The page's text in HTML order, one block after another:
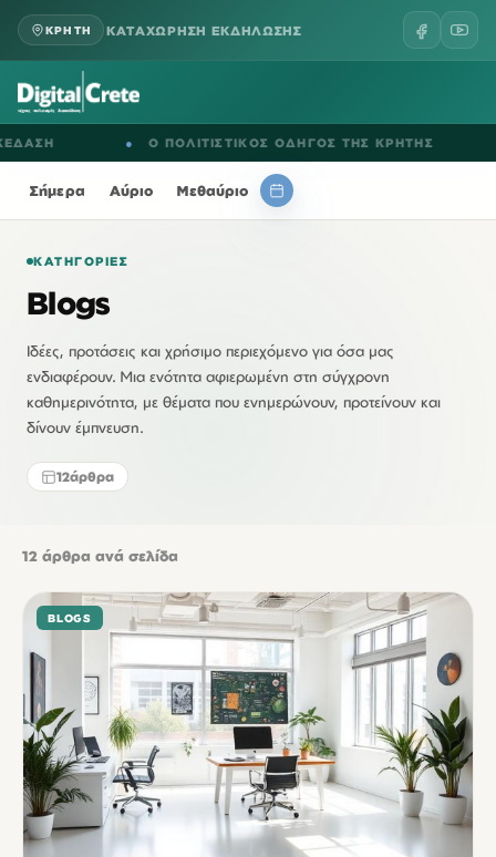
ΚΡΗΤΗ ΚΑΤΑΧΩΡΗΣΗ ΕΚΔΗΛΩΣΗΣ
● Ο ΠΟΛΙΤΙΣΤΙΚΟΣ ΟΔΗΓΟΣ ΤΗΣ ΚΡΗΤΗΣ ●
Σήμερα Αύριο Μεθαύριο
ΚΑΤΗΓΟΡΊΕΣ
Blogs
Ιδέες, προτάσεις και χρήσιμο περιεχόμενο για όσα μας
ενδιαφέρουν. Μια ενότητα αφιερωμένη στη σύγχρονη
καθημερινότητα, με θέματα που ενημερώνουν, προτείνουν και
δίνουν έμπνευση.
12άρθρα
12 άρθρα ανά σελίδα
BLOGS